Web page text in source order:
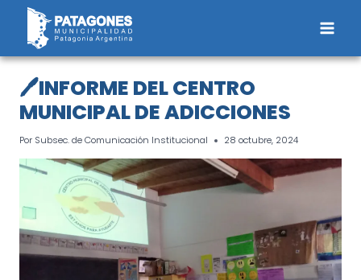
Saltar
contenido
🖊INFORME DEL CENTRO
MUNICIPAL DE ADICCIONES
Por Subsec. de Comunicación Institucional 28 octubre, 2024